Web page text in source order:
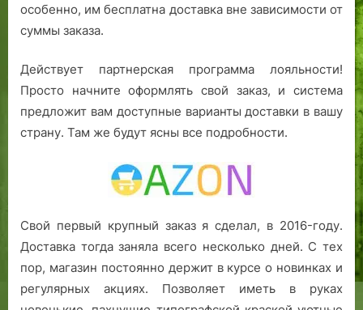
особенно, им бесплатна доставка вне зависимости от
суммы заказа.
Действует партнерская программа лояльности!
Просто начните оформлять свой заказ, и система
предложит вам доступные варианты доставки в вашу
страну. Там же будут ясны все подробности.
Свой первый крупный заказ я сделал, в 2016-году.
Доставка тогда заняла всего несколько дней. С тех
пор, магазин постоянно держит в курсе о новинках и
регулярных акциях. Позволяет иметь в руках